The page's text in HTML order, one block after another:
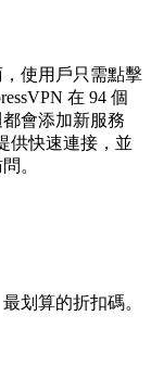
使用戶只需點擊
在 94 個
會添加新服務
供快速連接，並
。
划算的折扣碼。